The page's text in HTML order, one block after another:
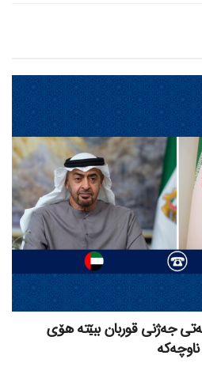
جەژنی قوربان ببێتە هۆی